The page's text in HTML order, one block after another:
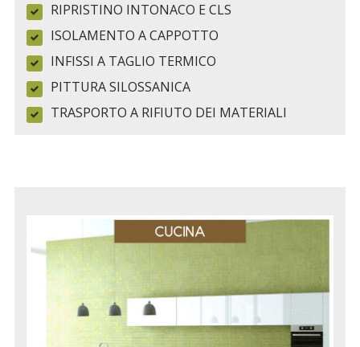
RIPRISTINO INTONACO E CLS
ISOLAMENTO A CAPPOTTO
INFISSI A TAGLIO TERMICO
PITTURA SILOSSANICA
TRASPORTO A RIFIUTO DEI MATERIALI